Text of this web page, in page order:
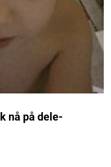
nå på dele-